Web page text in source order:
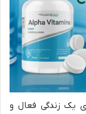
یک زندگی فعال و